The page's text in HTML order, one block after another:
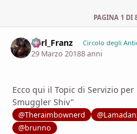
PAGINA 1 DI
Karl_Franz Circolo degli
29 Marzo 20188 anni
Ecco qui il Topic di Servizio
Smuggler Shiv"
@Theraimbownerd
@brunno